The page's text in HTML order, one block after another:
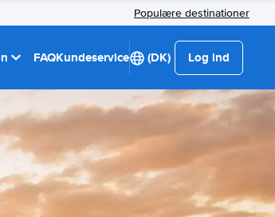
Populære destinationer
FAQKundeservice (DK) Log ind